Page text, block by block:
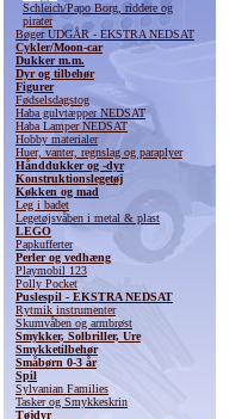
Schleich/Papo Borg, riddere og
pirater
Bøger UDGÅR - EKSTRA NEDSAT
Cykler/Moon-car
Dukker m.m.
Dyr og tilbehør
Figurer
Fødselsdagstog
Haba gulvtæpper NEDSAT
Haba Lamper NEDSAT
Hobby materialer
Huer, vanter, regnslag og paraplyer
Hånddukker og -dyr
Konstruktionslegetøj
Køkken og mad
Leg i badet
Legetøjsvåben i metal & plast
LEGO
Papkufferter
Perler og vedhæng
Playmobil 123
Polly Pocket
Puslespil - EKSTRA NEDSAT
Rytmik instrumenter
Skumvåben og armbrøst
Smykker, Solbriller, Ure
Smykketilbehør
Småbørn 0-3 år
Spil
Sylvanian Families
Tasker og Smykkeskrin
Tøjdyr